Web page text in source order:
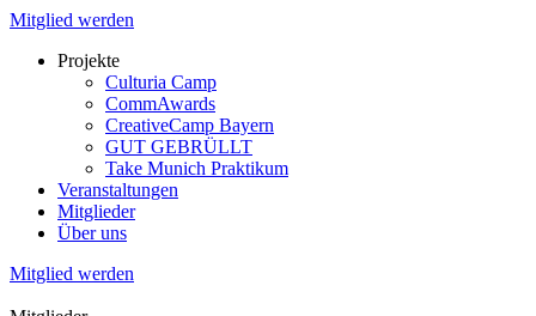
Mitglied werden
Projekte
Culturia Camp
CommAwards
CreativeCamp Bayern
GUT GEBRÜLLT
Take Munich Praktikum
Veranstaltungen
Mitglieder
Über uns
Mitglied werden